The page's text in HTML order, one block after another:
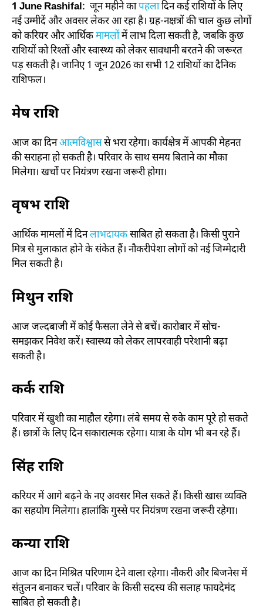
1 June Rashifal: जून महीने कापहलादिन कई राशियों के लिए
नई उम्मीदें और अवसर लेकर आ रहा है। ग्रह-नक्षत्रों की चाल कुछ लोगों
को करियर और आर्थिकमामलोंमें लाभ दिला सकती है, जबकि कुछ
राशियों को रिश्तों और स्वास्थ्य को लेकर सावधानी बरतने की जरूरत
पड़ सकती है। जानिए 1 जून 2026 का सभी 12 राशियों का दैनिक
राशिफल।
मेष राशि
आज का दिनआत्मविश्वाससे भरा रहेगा। कार्यक्षेत्र में आपकी मेहनत
की सराहना हो सकती है। परिवार के साथ समय बिताने का मौका
मिलेगा। खर्चों पर नियंत्रण रखना जरूरी होगा।
वृषभ राशि
आर्थिक मामलों में दिनलाभदायकसाबित हो सकता है। किसी पुराने
मित्र से मुलाकात होने के संकेत हैं। नौकरीपेशा लोगों को नई जिम्मेदारी
मिल सकती है।
मिथुन राशि
आज जल्दबाजी में कोई फैसला लेने से बचें। कारोबार में सोच-
समझकर निवेश करें। स्वास्थ्य को लेकर लापरवाही परेशानी बढ़ा
सकती है।
कर्क राशि
परिवार में खुशी का माहौल रहेगा। लंबे समय से रुके काम पूरे हो सकते
हैं। छात्रों के लिए दिन सकारात्मक रहेगा। यात्रा के योग भी बन रहे हैं।
सिंह राशि
करियर में आगे बढ़ने के नए अवसर मिल सकते हैं। किसी खास व्यक्ति
का सहयोग मिलेगा। हालांकि गुस्से पर नियंत्रण रखना जरूरी रहेगा।
कन्या राशि
आज का दिन मिश्रित परिणाम देने वाला रहेगा। नौकरी और बिजनेस में
संतुलन बनाकर चलें। परिवार के किसी सदस्य की सलाह फायदेमंद
साबित हो सकती है।